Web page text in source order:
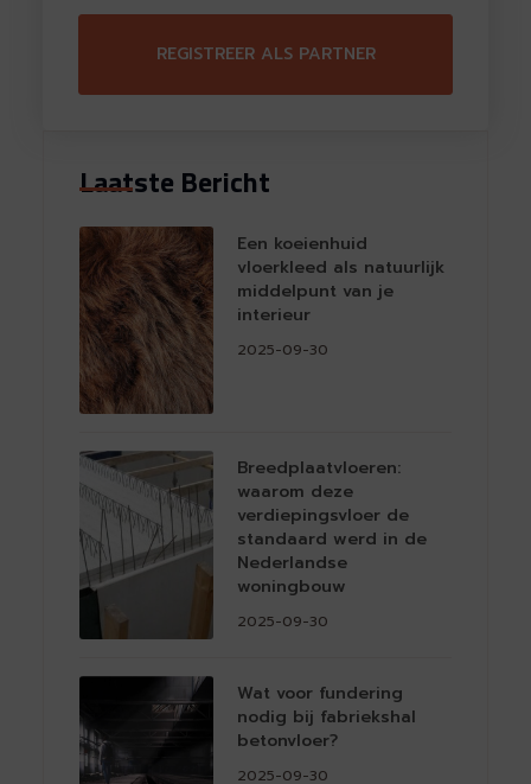
Laatste Bericht
Een koeienhuid
vloerkleed als natuurlijk
middelpunt van je
interieur
2025-09-30
Breedplaatvloeren:
waarom deze
verdiepingsvloer de
standaard werd in de
Nederlandse
woningbouw
2025-09-30
Wat voor fundering
nodig bij fabriekshal
betonvloer?
2025-09-30
REGISTREER ALS PARTNER